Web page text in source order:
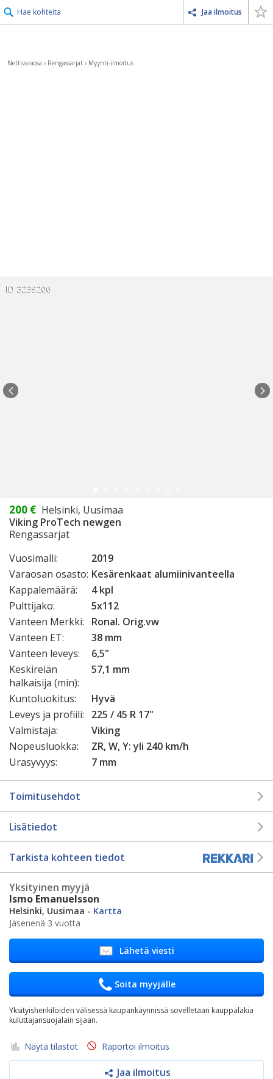
Hae kohteita Jaa ilmoitus
Nettivaraosa › Rengassarjat › Myynti-ilmoitus
ID 3239206
200 € Helsinki, Uusimaa
Viking ProTech newgen
Rengassarjat
Vuosimalli:
2019
Varaosan osasto: Kesärenkaat alumiinivanteella
Kappalemäärä:
4 kpl
Pulttijako:
5x112
Vanteen Merkki:
Ronal. Orig.vw
Vanteen ET:
38 mm
Vanteen leveys:
6,5"
Keskireiän
halkaisija (min):
57,1 mm
Kuntoluokitus:
Hyvä
Leveys ja profiili:
225 / 45 R 17"
Valmistaja:
Viking
Nopeusluokka:
ZR, W, Y: yli 240 km/h
Urasyvyys:
7 mm
Toimitusehdot
Lisätiedot
Tarkista kohteen tiedot
Yksityinen myyjä
Ismo Emanuelsson
Helsinki, Uusimaa - Kartta
Jäsenenä 3 vuotta
Lähetä viesti
Soita myyjälle
Yksityishenkilöiden välisessä kaupankäynnissä sovelletaan kauppalakia
kuluttajansuojalain sijaan.
Näytä tilastot Raportoi ilmoitus
Jaa ilmoitus